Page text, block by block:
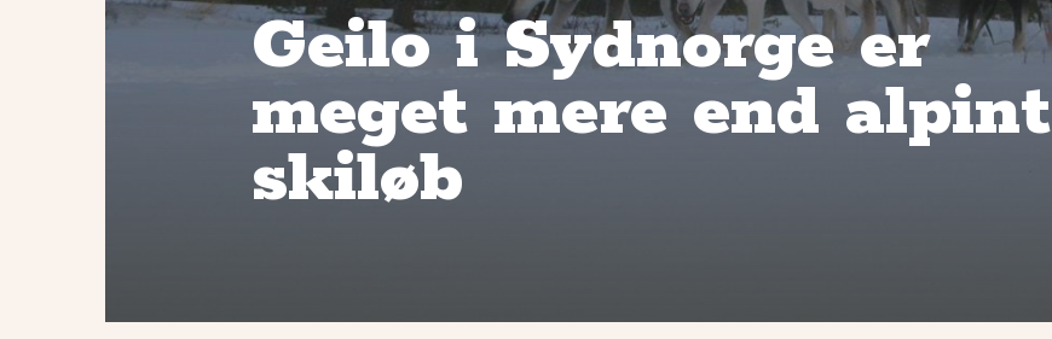
Geilo i Sydnorge er
meget mere end alpint
skiløb